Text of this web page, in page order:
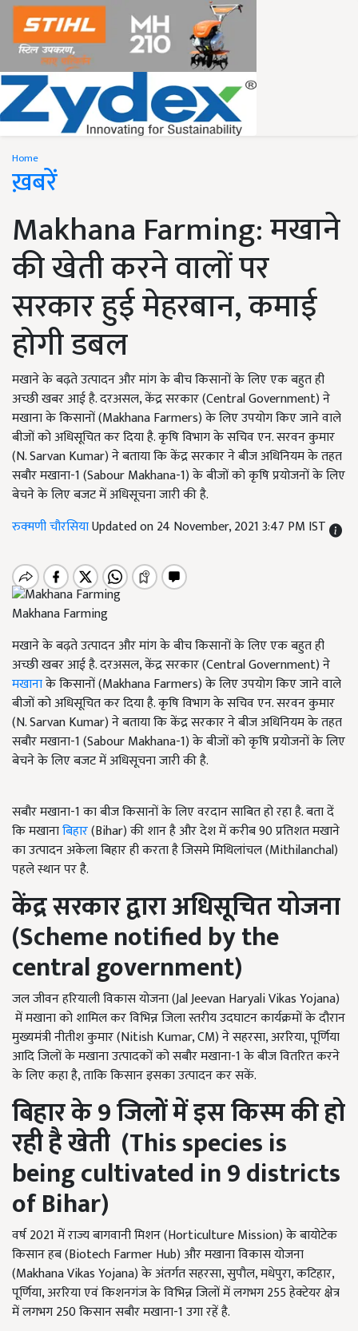
Home
ख़बरें
Makhana Farming: मखाने
की खेती करने वालों पर
सरकार हुई मेहरबान, कमाई
होगी डबल
मखाने के बढ़ते उत्पादन और मांग के बीच किसानों के लिए एक बहुत ही
अच्छी खबर आई है. दरअसल, केंद्र सरकार (Central Government) ने
मखाना के किसानों (Makhana Farmers) के लिए उपयोग किए जाने वाले
बीजों को अधिसूचित कर दिया है. कृषि विभाग के सचिव एन. सरवन कुमार
(N. Sarvan Kumar) ने बताया कि केंद्र सरकार ने बीज अधिनियम के तहत
सबौर मखाना-1 (Sabour Makhana-1) के बीजों को कृषि प्रयोजनों के लिए
बेचने के लिए बजट में अधिसूचना जारी की है.
रुक्मणी चौरसियाUpdated on 24 November, 2021 3:47 PM IST
Makhana Farming
मखाने के बढ़ते उत्पादन और मांग के बीच किसानों के लिए एक बहुत ही
अच्छी खबर आई है. दरअसल, केंद्र सरकार (Central Government) ने
मखानाके किसानों (Makhana Farmers) के लिए उपयोग किए जाने वाले
बीजों को अधिसूचित कर दिया है. कृषि विभाग के सचिव एन. सरवन कुमार
(N. Sarvan Kumar) ने बताया कि केंद्र सरकार ने बीज अधिनियम के तहत
सबौर मखाना-1 (Sabour Makhana-1) के बीजों को कृषि प्रयोजनों के लिए
बेचने के लिए बजट में अधिसूचना जारी की है.
सबौर मखाना-1 का बीज किसानों के लिए वरदान साबित हो रहा है. बता दें
कि मखानाबिहार(Bihar) की शान है और देश में करीब 90 प्रतिशत मखाने
का उत्पादन अकेला बिहार ही करता है जिसमे मिथिलांचल (Mithilanchal)
पहले स्थान पर है.
केंद्र सरकार द्वारा अधिसूचित योजना
(Scheme notified by the
central government)
जल जीवन हरियाली विकास योजना (Jal Jeevan Haryali Vikas Yojana)
में मखाना को शामिल कर विभिन्न जिला स्तरीय उदघाटन कार्यक्रमों के दौरान
मुख्यमंत्री नीतीश कुमार (Nitish Kumar, CM) ने सहरसा, अररिया, पूर्णिया
आदि जिलों के मखाना उत्पादकों को सबौर मखाना-1 के बीज वितरित करने
के लिए कहा है, ताकि किसान इसका उत्पादन कर सकें.
बिहार के9जिलों में इसकिस्मकी हो
रही है खेती (This species is
being cultivated in 9 districts
of Bihar)
वर्ष 2021 में राज्य बागवानी मिशन (Horticulture Mission) के बायोटेक
किसान हब (Biotech Farmer Hub) और मखाना विकास योजना
(Makhana Vikas Yojana) के अंतर्गत सहरसा, सुपौल, मधेपुरा, कटिहार,
पूर्णिया, अररिया एवं किशनगंज के विभिन्न जिलों में लगभग 255 हेक्टेयर क्षेत्र
में लगभग 250 किसान सबौर मखाना-1 उगा रहें है.